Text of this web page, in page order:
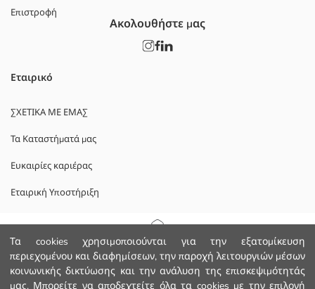
Τα cookies χρησιμοποιούνται για την εξατομίκευση
περιεχομένου και διαφημίσεων, την παροχή λειτουργιών μέσων
κοινωνικής δικτύωσης και την ανάλυση της επισκεψιμότητάς
μας. Μπορείτε να αποδεχτείτε όλα τα cookies με την επιλογή
Αρχική Σελίδα
Κατηγορίες
Επιστροφή
Εταιρικό
ΣΧΕΤΙΚΑ ΜΕ ΕΜΑΣ
Τα Καταστήματά μας
Ευκαιρίες καριέρας
Εταιρική Υποστήριξη
Πολιτική Απορρήτου και Ασφάλειας Δεδομένων
Ακολουθήστε μας